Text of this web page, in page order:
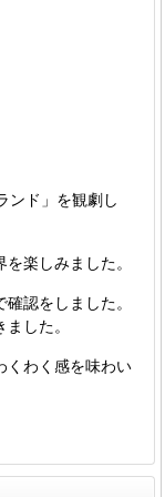
ンド」を観劇し
楽しみました。
認をしました。
した。
くわく感を味わい